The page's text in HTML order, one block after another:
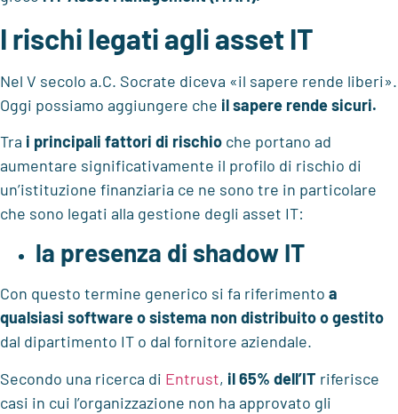
I rischi legati agli asset IT
Nel V secolo a.C. Socrate diceva «il sapere rende liberi».
Oggi possiamo aggiungere che il sapere rende sicuri.
Tra i principali fattori di rischio che portano ad
aumentare significativamente il profilo di rischio di
un’istituzione finanziaria ce ne sono tre in particolare
che sono legati alla gestione degli asset IT:
la presenza di shadow IT
Con questo termine generico si fa riferimento a
qualsiasi software o sistema non distribuito o gestito
dal dipartimento IT o dal fornitore aziendale.
Secondo una ricerca di Entrust, il 65% dell’IT riferisce
casi in cui l’organizzazione non ha approvato gli